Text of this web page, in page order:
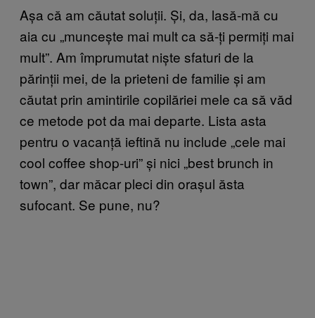
Așa că am căutat soluții. Și, da, lasă-mă cu
aia cu „muncește mai mult ca să-ți permiți mai
mult”. Am împrumutat niște sfaturi de la
părinții mei, de la prieteni de familie și am
căutat prin amintirile copilăriei mele ca să văd
ce metode pot da mai departe. Lista asta
pentru o vacanță ieftină nu include „cele mai
cool coffee shop-uri” și nici „best brunch in
town”, dar măcar pleci din orașul ăsta
sufocant. Se pune, nu?